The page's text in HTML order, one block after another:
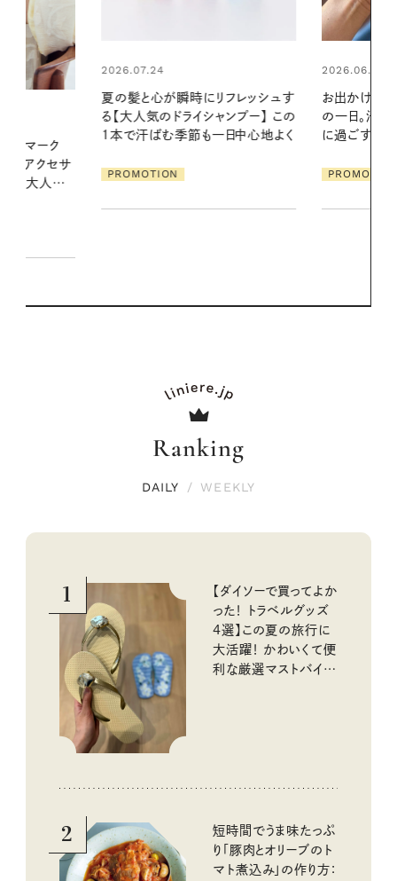
2026.06.01
お出かけ前のひと手間で変わる、夏
の一日。汗ばむ季節を「ごきげん」
に過ごす私の新習慣
PROMOTION
2026.06.01
暑い夏のナイ
える夜の爽
Ranking
DAILY / WEEKLY
1
【ダイソーで買ってよか
った！ トラベルグッズ
4選】この夏の旅行に
大活躍！ かわいくて便
利な厳選マストバイア
2
短時間でうま味たっぷ
り「豚肉とオリーブのト
マト煮込み」の作り方：